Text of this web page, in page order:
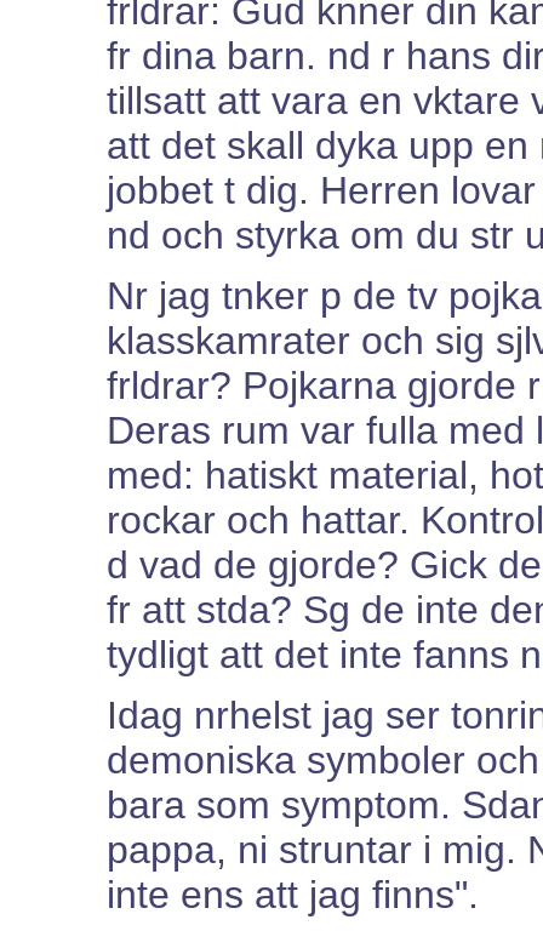
frldrar: Gud knner din
fr dina barn. nd r hans
tillsatt att vara en vktare
att det skall dyka upp
jobbet t dig. Herren
nd och styrka om du str
Nr jag tnker p de tv
klasskamrater och sig
frldrar? Pojkarna gjorde
Deras rum var fulla
med: hatiskt material,
rockar och hattar.
d vad de gjorde? Gick
fr att stda? Sg de inte
tydligt att det inte fanns
Idag nrhelst jag ser
demoniska symboler
bara som symptom.
pappa, ni struntar i mig.
inte ens att jag finns".